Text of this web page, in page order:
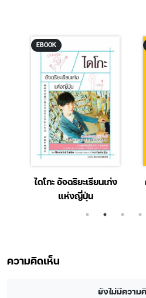
EBOOK
ไดโกะ อัจฉริยะเรียนเก่ง
แห่งญี่ปุ่น
ความคิดเห็น
ยังไม่มีความ